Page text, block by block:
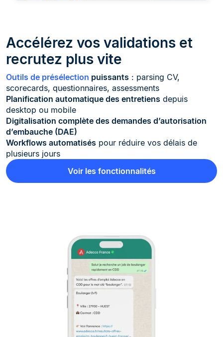
Accélérez vos validations et
recrutez plus vite
Outils de présélection puissants : parsing CV,
scorecards, questionnaires, assessments
Planification automatique des entretiens depuis
desktop ou mobile
Digitalisation complète des demandes d’autorisation
d’embauche (DAE)
Workflows automatisés pour réduire vos délais de
plusieurs jours
Voir les fonctionnalités